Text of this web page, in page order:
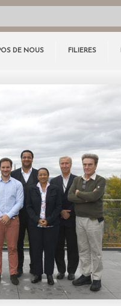
DE NOUS FILIERES